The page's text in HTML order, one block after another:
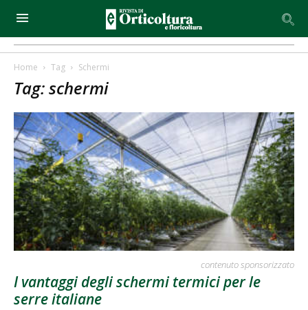
Home Tag Schermi
Tag: schermi
contenuto sponsorizzato
I vantaggi degli schermi termici per le
serre italiane